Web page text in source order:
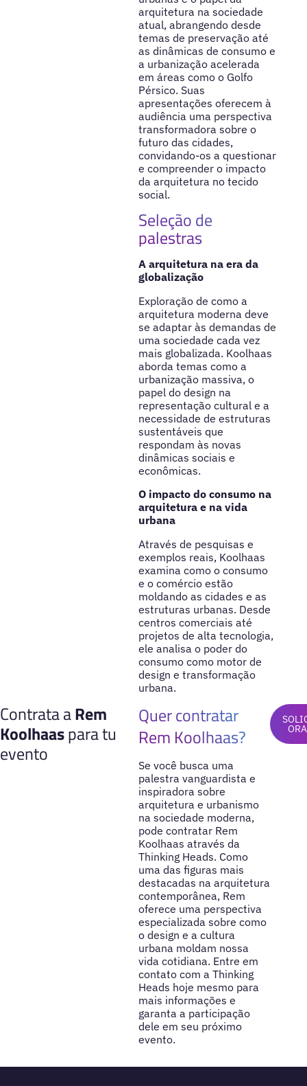
arquitetura na sociedade
atual, abrangendo desde
temas de preservação até
as dinâmicas de consumo e
a urbanização acelerada
em áreas como o Golfo
Pérsico. Suas
apresentações oferecem à
audiência uma perspectiva
transformadora sobre o
futuro das cidades,
convidando-os a questionar
e compreender o impacto
da arquitetura no tecido
social.
Seleção de
palestras
A arquitetura na era da
globalização
Exploração de como a
arquitetura moderna deve
se adaptar às demandas de
uma sociedade cada vez
mais globalizada. Koolhaas
aborda temas como a
urbanização massiva, o
papel do design na
representação cultural e a
necessidade de estruturas
sustentáveis que
respondam às novas
dinâmicas sociais e
econômicas.
O impacto do consumo na
arquitetura e na vida
urbana
Através de pesquisas e
exemplos reais, Koolhaas
examina como o consumo
e o comércio estão
moldando as cidades e as
estruturas urbanas. Desde
centros comerciais até
projetos de alta tecnologia,
ele analisa o poder do
consumo como motor de
design e transformação
urbana.
Contrata aRem
Koolhaaspara tu
evento
Quer contratar
Rem Koolhaas?
Se você busca uma
palestra vanguardista e
inspiradora sobre
arquitetura e urbanismo
na sociedade moderna,
pode contratar Rem
Koolhaas através da
Thinking Heads. Como
uma das figuras mais
destacadas na arquitetura
contemporânea, Rem
oferece uma perspectiva
especializada sobre como
o design e a cultura
urbana moldam nossa
vida cotidiana. Entre em
contato com a Thinking
Heads hoje mesmo para
mais informações e
garanta a participação
dele em seu próximo
evento.